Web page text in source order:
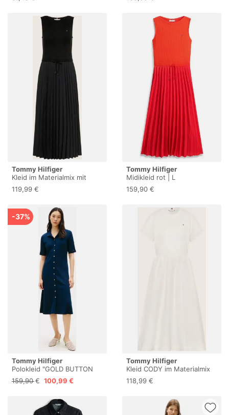
gestickter Tommy Hilfiger
Stickerei
Tommy Hilfiger
Kleid im Materialmix mit
Plissees
119,99 €
Tommy Hilfiger
Midikleid rot | L
159,90 €
-37%
Tommy Hilfiger
Polokleid "GOLD BUTTON
F&F MIDI DRESS" mit Logo-
Stickerei
159,90 € 100,99 €
Tommy Hilfiger
Kleid CODY im Materialmix
118,99 €